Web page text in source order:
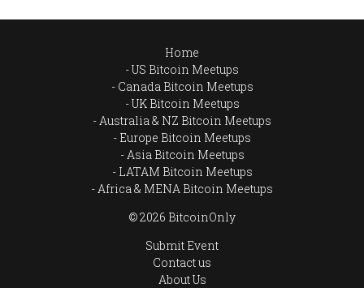
Home
US Bitcoin Meetups
Canada Bitcoin Meetups
UK Bitcoin Meetups
Australia & NZ Bitcoin Meetups
Europe Bitcoin Meetups
Asia Bitcoin Meetups
LATAM Bitcoin Meetups
Africa & MENA Bitcoin Meetups
© 2026 BitcoinOnly
Submit Event
Contact us
About Us